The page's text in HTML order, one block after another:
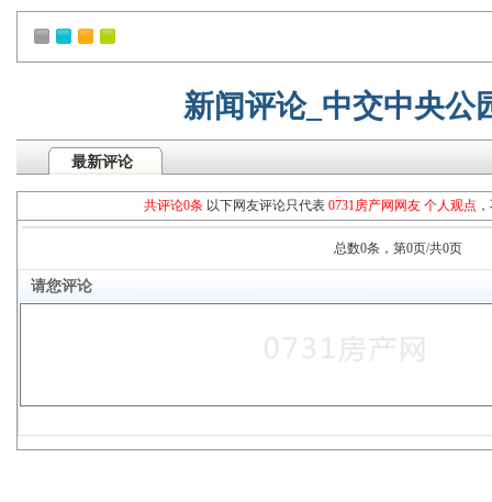
新闻评论_中交中央公
最新评论
共评论0条 以下网友评论只代表 0731房产网网友 个人观点
总数0条，第0页/共0页
请您评论